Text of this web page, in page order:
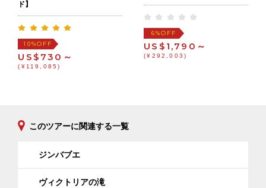
ド】
10%OFF
US$730～
(¥119,085)
6%OFF
US$1,790～
(¥292,003)
このツアーに関連する一覧
ジンバブエ
ヴィクトリアの滝